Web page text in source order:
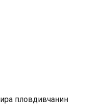
пловдивчанин